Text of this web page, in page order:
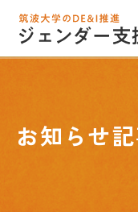
お知らせ